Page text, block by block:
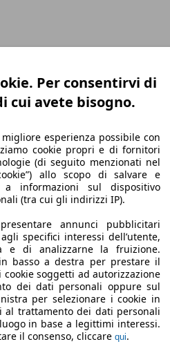
Per consentirvi di
cui avete bisogno.
esperienza possibile con
cookie propri e di fornitori
(di seguito menzionati nel
allo scopo di salvare e
informazioni sul dispositivo
(tra cui gli indirizzi IP).
annunci pubblicitari
specifici interessi dell’utente,
e di analizzarne la fruizione.
basso a destra per prestare il
cookie soggetti ad autorizzazione
dei dati personali oppure sul
per selezionare i cookie in
al trattamento dei dati personali
in base a legittimi interessi.
il consenso, cliccare qui.